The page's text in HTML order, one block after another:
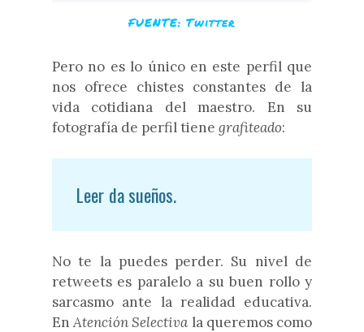
FUENTE: Twitter
Pero no es lo único en este perfil que
nos ofrece chistes constantes de la
vida cotidiana del maestro. En su
fotografía de perfil tiene grafiteado:
Leer da sueños.
No te la puedes perder. Su nivel de
retweets es paralelo a su buen rollo y
sarcasmo ante la realidad educativa.
EnAtención Selectiva la queremos como